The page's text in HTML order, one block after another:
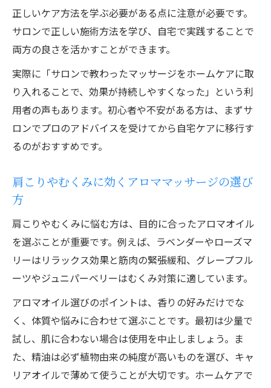
正しいケア方法を学ぶ必要がある点に注意が必要です。
サロンで正しい施術方法を学び、自宅で実践することで
両方の良さを活かすことができます。
実際に「サロンで教わったマッサージをホームケアに取
り入れることで、効果が持続しやすくなった」という利
用者の声もあります。初心者や不安がある方は、まずサ
ロンでプロのアドバイスを受けてから自宅ケアに移行す
るのがおすすめです。
肩こりやむくみに効くアロママッサージの選び
方
肩こりやむくみに悩む方は、目的に合ったアロマオイル
を選ぶことが重要です。例えば、ラベンダーやローズマ
リーはリラックス効果と筋肉の緊張緩和、グレープフル
ーツやジュニパーベリーはむくみ対策に適しています。
アロマオイル選びのポイントは、香りの好みだけでな
く、体質や悩みに合わせて選ぶことです。最初は少量で
試し、肌に合わない場合は使用を中止しましょう。ま
た、精油は必ず植物由来の純度が高いものを選び、キャ
リアオイルで薄めて使うことが大切です。ホームケアで